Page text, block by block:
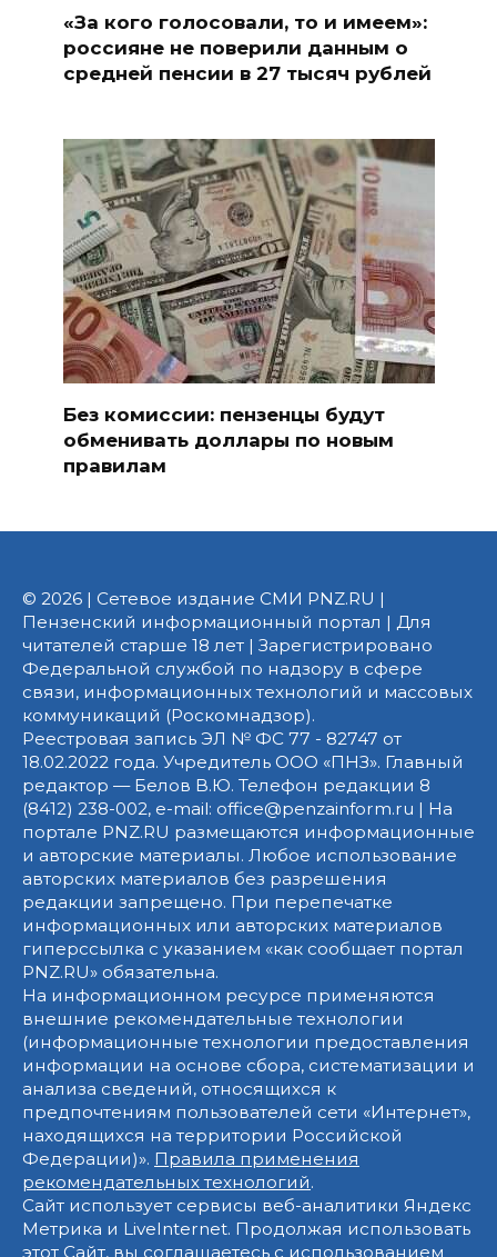
«За кого голосовали, то и имеем»:
россияне не поверили данным о
средней пенсии в 27 тысяч рублей
Без комиссии: пензенцы будут
обменивать доллары по новым
правилам
© 2026 | Сетевое издание СМИ PNZ.RU |
Пензенский информационный портал | Для
читателей старше 18 лет | Зарегистрировано
Федеральной службой по надзору в сфере
связи, информационных технологий и массовых
коммуникаций (Роскомнадзор).
Реестровая запись ЭЛ № ФС 77 - 82747 от
18.02.2022 года. Учредитель ООО «ПНЗ». Главный
редактор — Белов В.Ю. Телефон редакции 8
(8412) 238-002, e-mail: office@penzainform.ru | На
портале PNZ.RU размещаются информационные
и авторские материалы. Любое использование
авторских материалов без разрешения
редакции запрещено. При перепечатке
информационных или авторских материалов
гиперссылка с указанием «как сообщает портал
PNZ.RU» обязательна.
На информационном ресурсе применяются
внешние рекомендательные технологии
(информационные технологии предоставления
информации на основе сбора, систематизации и
анализа сведений, относящихся к
предпочтениям пользователей сети «Интернет»,
находящихся на территории Российской
Федерации)». Правила применения
рекомендательных технологий.
Сайт использует сервисы веб-аналитики Яндекс
Метрика и LiveInternet. Продолжая использовать
этот Сайт, вы соглашаетесь с использованием